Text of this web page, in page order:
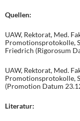
Quellen:
UAW, Rektorat, Med.
Promotionsprotokolle,
Friedrich (Rigorosum
UAW, Rektorat, Med.
Promotionsprotokolle,
(Promotion Datum
Literatur: